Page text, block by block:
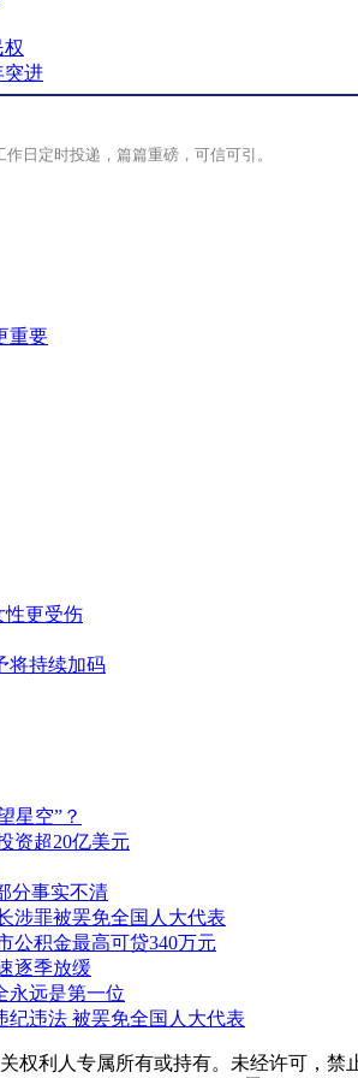
权
突进
日定时投递，篇篇重磅，可信可引。
重要
性更受伤
将持续加码
星空”？
资超20亿美元
分事实不清
涉罪被罢免全国人大代表
公积金最高可贷340万元
逐季放缓
永远是第一位
违法 被罢免全国人大代表
权利人专属所有或持有。未经许可，